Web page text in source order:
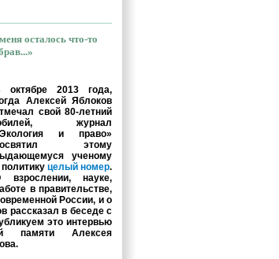
осталось что-то
октябре 2013 года,
Алексей Яблоков
свой 80-летний
журнал
и право»
этому
ученому
политику целый номер.
взрослении, науке,
в правительстве,
России, и о
рассказал в беседе с
это интервью
памяти Алексея